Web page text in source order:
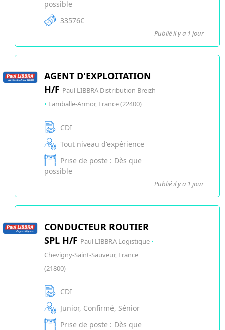
possible
33576€
Publié il y a 1 jour
AGENT D'EXPLOITATION
H/F Paul LIBBRA Distribution Breizh
• Lamballe-Armor, France (22400)
CDI
Tout niveau d'expérience
Prise de poste : Dès que
possible
Publié il y a 1 jour
CONDUCTEUR ROUTIER
SPL H/F Paul LIBBRA Logistique •
Chevigny-Saint-Sauveur, France
(21800)
CDI
Junior, Confirmé, Sénior
Prise de poste : Dès que